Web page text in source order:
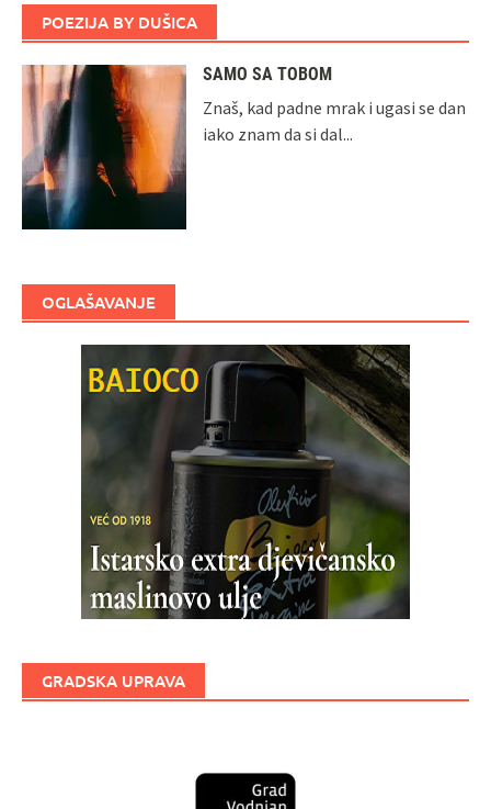
POEZIJA BY DUŠICA
SAMO SA TOBOM
Znaš, kad padne mrak i ugasi se dan
iako znam da si dal...
OGLAŠAVANJE
GRADSKA UPRAVA